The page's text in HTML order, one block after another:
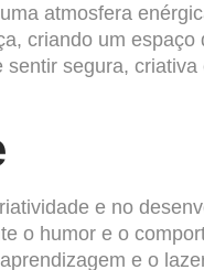
atmosfera
criando um espaço
segura, criativa
e no
o humor e o
e o